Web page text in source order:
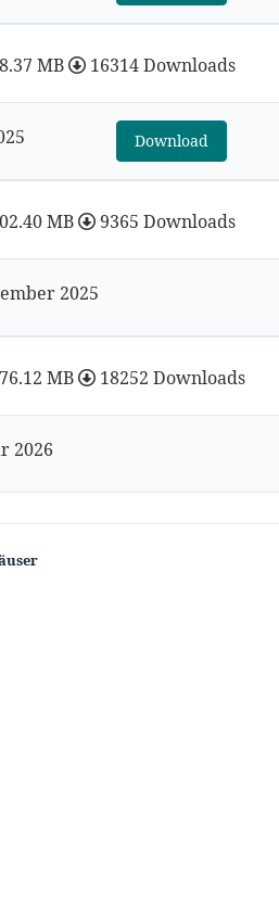
MB 18252 Downloads
2026
MB 9365 Downloads
2025
MB 16314 Downloads
Download